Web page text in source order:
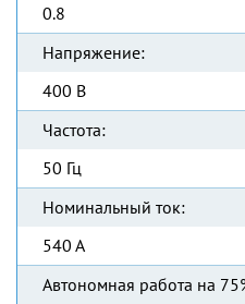
0.8
Напряжение:
400 В
Частота:
50 Гц
Номинальный ток:
540 А
Автономная работа на